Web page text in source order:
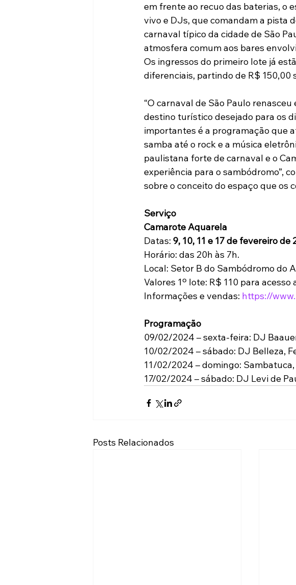
em frente ao recuo das baterias, o
vivo e DJs, que comandam a pista
carnaval típico da cidade de São
atmosfera comum aos bares
Os ingressos do primeiro lote já
diferenciais, partindo de R$ 150,00
“O carnaval de São Paulo
destino turístico desejado para os
importantes é a programação que
samba até o rock e a música
paulistana forte de carnaval e o
experiência para o sambódromo”,
sobre o conceito do espaço que os
Serviço
Camarote Aquarela
Datas: 9, 10, 11 e 17 de fevereiro de
Horário: das 20h às 7h.
Local: Setor B do Sambódromo do
Valores 1º lote: R$ 110 para
Informações e vendas: https://
Programação
09/02/2024 – sexta-feira: DJ
10/02/2024 – sábado: DJ Belleza,
11/02/2024 – domingo:
17/02/2024 – sábado: DJ Levi de
Posts Relacionados